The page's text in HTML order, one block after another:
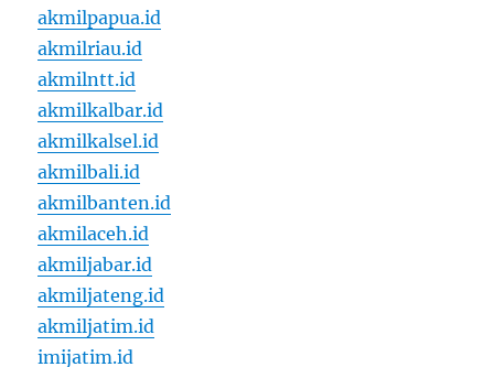
akmilpapua.id
akmilriau.id
akmilntt.id
akmilkalbar.id
akmilkalsel.id
akmilbali.id
akmilbanten.id
akmilaceh.id
akmiljabar.id
akmiljateng.id
akmiljatim.id
imijatim.id